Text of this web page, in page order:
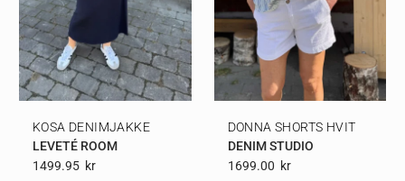
KOSA DENIMJAKKE
LEVETÉ ROOM
1499.95 Kr
DONNA SHORTS HVIT
DENIM STUDIO
1699.00 Kr